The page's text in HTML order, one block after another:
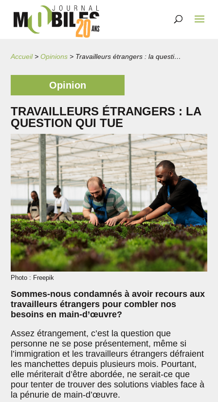
Accueil>Opinions > Travailleurs étrangers : la question qui tue
Opinion
TRAVAILLEURS ÉTRANGERS : LA
QUESTION QUI TUE
Photo : Freepik
Sommes-nous condamnés à avoir recours aux
travailleurs étrangers pour combler nos
besoins en main-d’œuvre?
Assez étrangement, c’est la question que
personne ne se pose présentement, même si
l’immigration et les travailleurs étrangers défraient
les manchettes depuis plusieurs mois. Pourtant,
elle mériterait d’être abordée, ne serait-ce que
pour tenter de trouver des solutions viables face à
la pénurie de main-d’œuvre.